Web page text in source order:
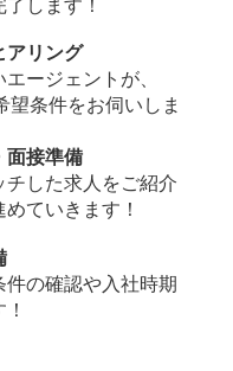
リング
ージェントが、
望条件をお伺いしま
接準備
した求人をご紹介
ていきます！
の確認や入社時期